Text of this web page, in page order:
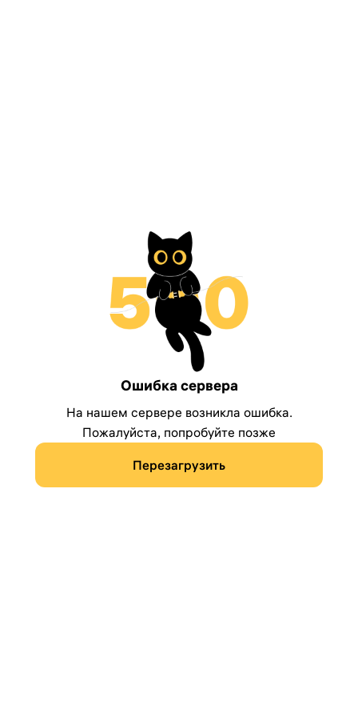
Ошибка сервера
На нашем сервере возникла ошибка.
Пожалуйста, попробуйте позже
Перезагрузить